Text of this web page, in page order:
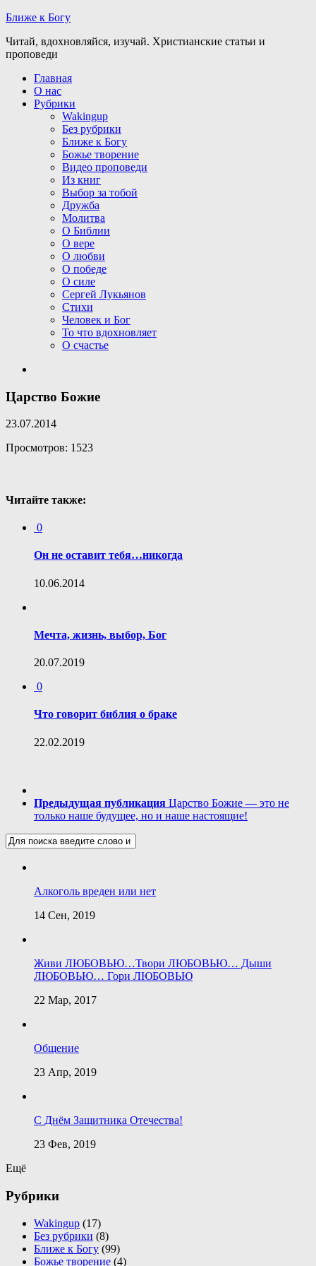
Ближе к Богу
Читай, вдохновляйся, изучай. Христианские статьи и
проповеди
Главная
О нас
Рубрики
Wakingup
Без рубрики
Ближе к Богу
Божье творение
Видео проповеди
Из книг
Выбор за тобой
Дружба
Молитва
О Библии
О вере
О любви
О победе
О силе
Сергей Лукьянов
Стихи
Человек и Бог
То что вдохновляет
О счастье
Царство Божие
23.07.2014
Просмотров: 1523
Читайте также:
0
Он не оставит тебя…никогда
10.06.2014
Мечта, жизнь, выбор, Бог
20.07.2019
0
Что говорит библия о браке
22.02.2019
Предыдущая публикация Царство Божие — это не
только наше будущее, но и наше настоящие!
Алкоголь вреден или нет
14 Сен, 2019
Живи ЛЮБОВЬЮ…Твори ЛЮБОВЬЮ… Дыши
ЛЮБОВЬЮ… Гори ЛЮБОВЬЮ
22 Мар, 2017
Общение
23 Апр, 2019
С Днём Защитника Отечества!
23 Фев, 2019
Ещё
Рубрики
Wakingup (17)
Без рубрики (8)
Ближе к Богу (99)
Божье творение (4)